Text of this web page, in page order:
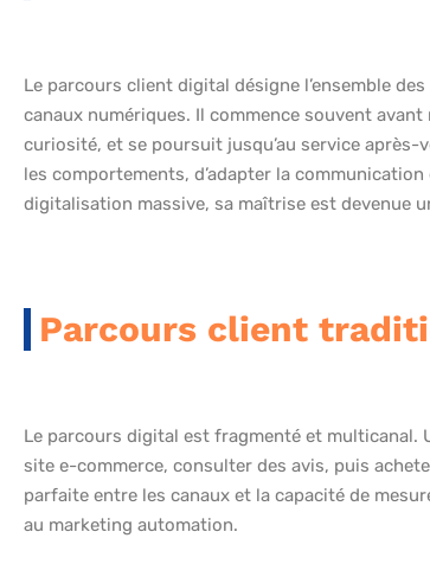
Le parcours client digital désigne l’ensemble
canaux numériques. Il commence souvent avant
curiosité, et se poursuit jusqu’au service
les comportements, d’adapter la
digitalisation massive, sa maîtrise est devenue
Parcours client
Le parcours digital est fragmenté et multicanal.
site e-commerce, consulter des avis, puis
parfaite entre les canaux et la capacité de
au marketing automation.